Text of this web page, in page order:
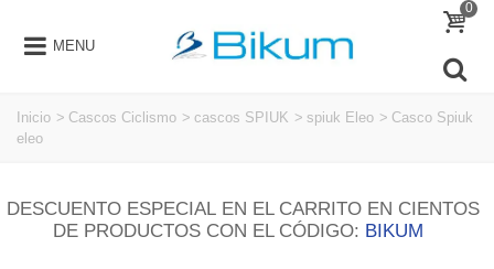
MENU
0
Inicio > Cascos Ciclismo > cascos SPIUK > spiuk Eleo > Casco Spiuk
eleo
DESCUENTO ESPECIAL EN EL CARRITO EN CIENTOS
DE PRODUCTOS CON EL CÓDIGO: BIKUM